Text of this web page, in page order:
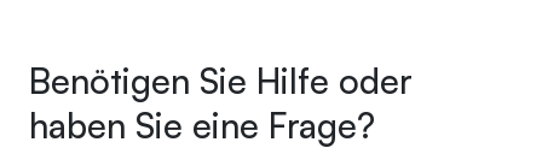
Benötigen Sie Hilfe oder
haben Sie eine Frage?